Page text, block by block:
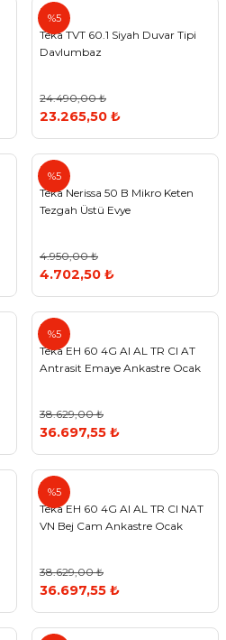
%5
Teka
Teka TVT 60.1 Siyah Duvar Tipi
Davlumbaz
24.490,00 ₺
23.265,50 ₺
%5
Teka
Teka Nerissa 50 B Mikro Keten
Tezgah Üstü Evye
4.950,00 ₺
4.702,50 ₺
%5
Teka
Teka EH 60 4G AI AL TR CI AT
Antrasit Emaye Ankastre Ocak
38.629,00 ₺
36.697,55 ₺
%5
Teka
Teka EH 60 4G AI AL TR CI NAT
VN Bej Cam Ankastre Ocak
38.629,00 ₺
36.697,55 ₺